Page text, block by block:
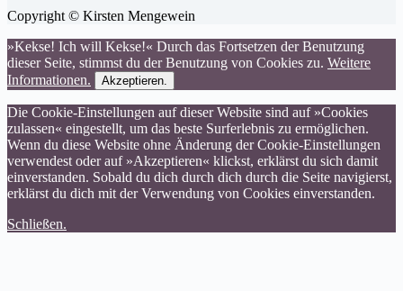
Copyright © Kirsten Mengewein
»Kekse! Ich will Kekse!« Durch das Fortsetzen der Benutzung
dieser Seite, stimmst du der Benutzung von Cookies zu. Weitere
Informationen.
Akzeptieren.
Die Cookie-Einstellungen auf dieser Website sind auf »Cookies
zulassen« eingestellt, um das beste Surferlebnis zu ermöglichen.
Wenn du diese Website ohne Änderung der Cookie-Einstellungen
verwendest oder auf »Akzeptieren« klickst, erklärst du sich damit
einverstanden. Sobald du dich durch dich durch die Seite navigierst,
erklärst du dich mit der Verwendung von Cookies einverstanden.
Schließen.